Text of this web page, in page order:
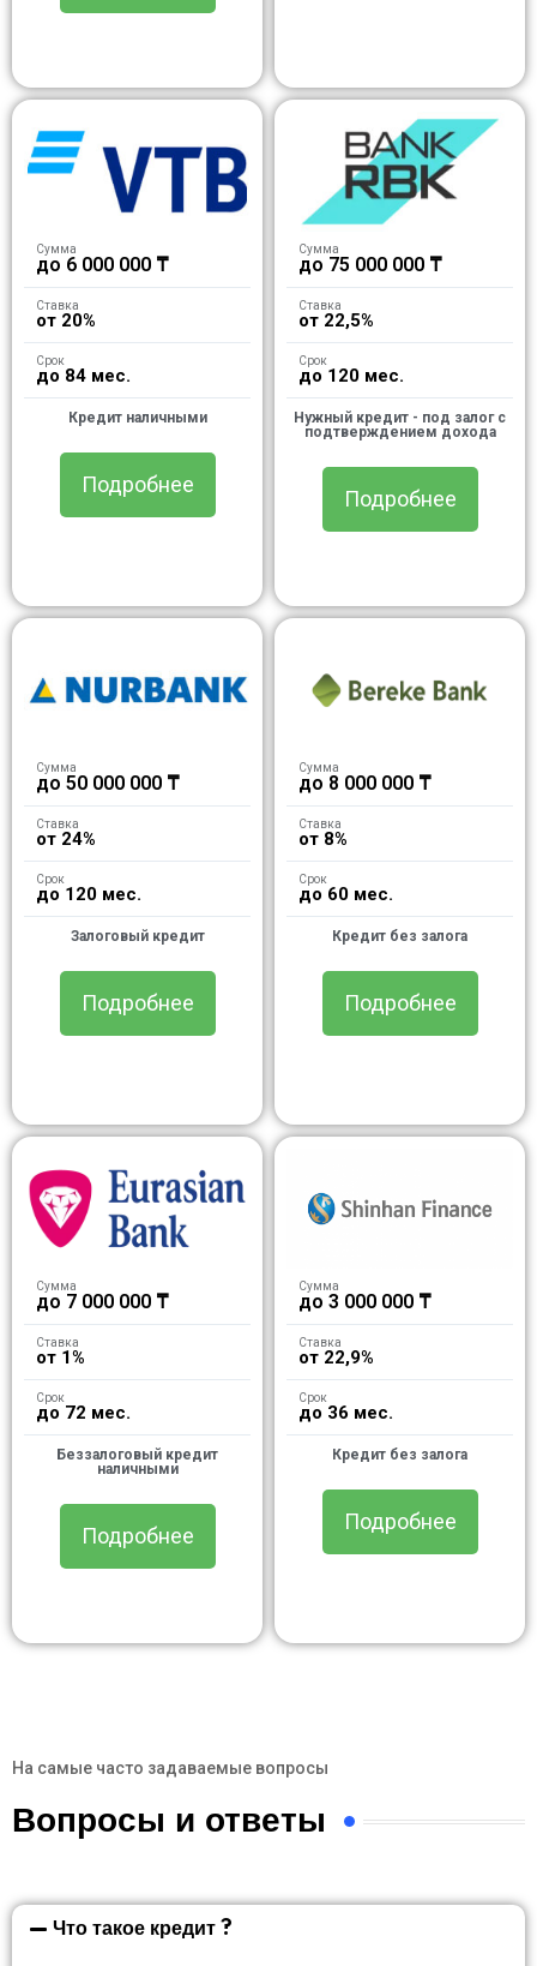
Сумма
до 6 000 000 ₸
Ставка
от 20%
Срок
до 84 мес.
Кредит наличными
Подробнее
Сумма
до 75 000 000 ₸
Ставка
от 22,5%
Срок
до 120 мес.
Нужный кредит - под залог с
подтверждением дохода
Подробнее
Сумма
до 50 000 000 ₸
Ставка
от 24%
Срок
до 120 мес.
Залоговый кредит
Подробнее
Сумма
до 8 000 000 ₸
Ставка
от 8%
Срок
до 60 мес.
Кредит без залога
Подробнее
Сумма
до 7 000 000 ₸
Ставка
от 1%
Срок
до 72 мес.
Беззалоговый кредит
наличными
Подробнее
Сумма
до 3 000 000 ₸
Ставка
от 22,9%
Срок
до 36 мес.
Кредит без залога
Подробнее
На самые часто задаваемые вопросы
Вопросы и ответы
Что такое кредит ?